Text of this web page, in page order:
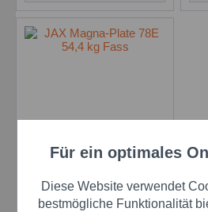
JAX Magna-Plate 78E
Funktionale
Marketing
Für ein optimales
Diese Website verwendet
bestmögliche Funktionalität